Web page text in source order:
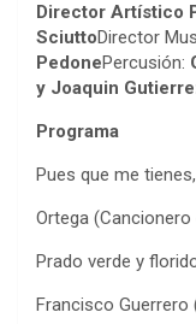
Director Artístico
SciuttoDirector
PedonePercusión:
y Joaquin
Programa
Pues que me
Ortega (Cancionero
Prado verde y
Francisco Guerrero